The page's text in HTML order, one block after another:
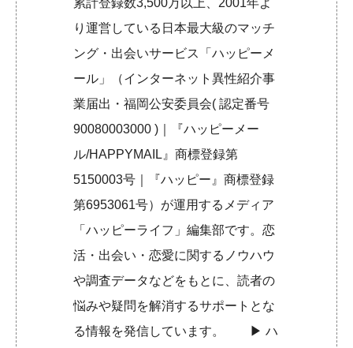
り運営している日本最大級のマッチ
ング・出会いサービス「ハッピーメ
ール」（インターネット異性紹介事
業届出・福岡公安委員会( 認定番号
90080003000 )｜『ハッピーメー
ル/HAPPYMAIL』商標登録第
5150003号｜『ハッピー』商標登録
第6953061号）が運用するメディア
「ハッピーライフ」編集部です。恋
活・出会い・恋愛に関するノウハウ
や調査データなどをもとに、読者の
悩みや疑問を解消するサポートとな
る情報を発信しています。 ▶︎ハ